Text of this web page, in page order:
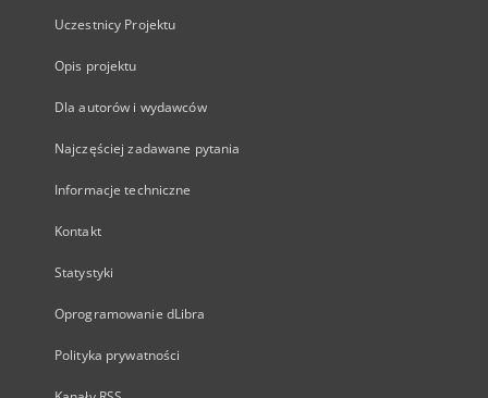
Uczestnicy Projektu
Opis projektu
Dla autorów i wydawców
Najczęściej zadawane pytania
Informacje techniczne
Kontakt
Statystyki
Oprogramowanie dLibra
Polityka prywatności